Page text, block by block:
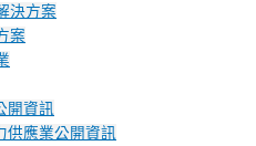
決方案
案
開資訊
供應業公開資訊